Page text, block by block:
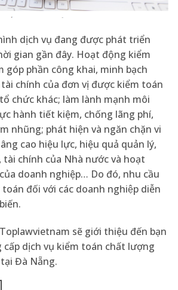
dịch vụ đang được phát triển
gian gần đây. Hoạt động kiểm
góp phần công khai, minh bạch
chính của đơn vị được kiểm toán
chức khác; làm lành mạnh môi
hành tiết kiệm, chống lãng phí,
nhũng; phát hiện và ngăn chặn vi
cao hiệu lực, hiệu quả quản lý,
chính của Nhà nước và hoạt
doanh nghiệp… Do đó, nhu cầu
đối với các doanh nghiệp diễn
sẽ giới thiệu đến bạn
cấp dịch vụ kiểm toán chất lượng
Đà Nẵng.